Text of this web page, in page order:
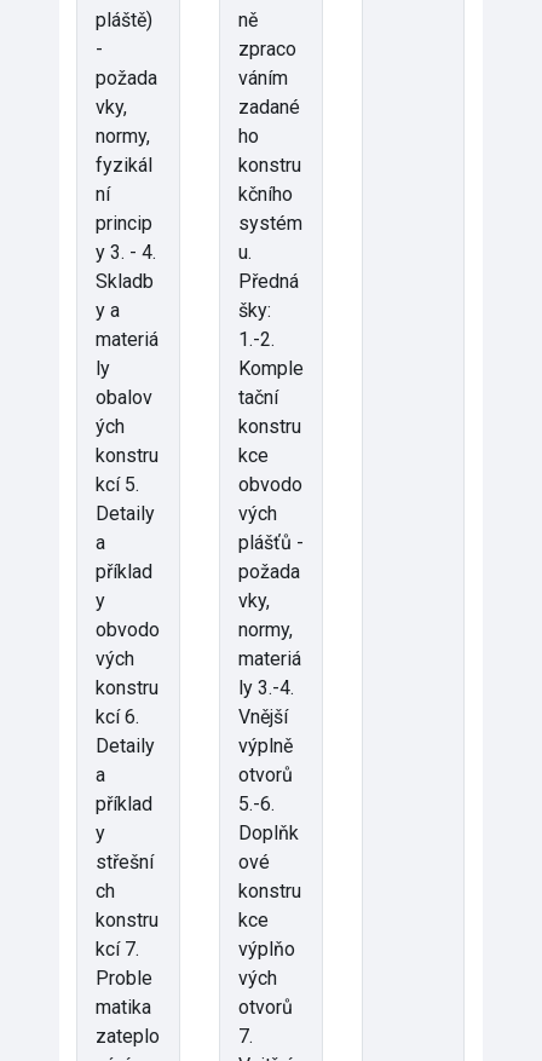
pláště)
-
požada
vky,
normy,
fyzikál
ní
princip
y 3. - 4.
Skladb
y a
materiá
ly
obalov
ých
konstru
kcí 5.
Detaily
a
příklad
y
obvodo
vých
konstru
kcí 6.
Detaily
a
příklad
y
střešní
ch
konstru
kcí 7.
Proble
matika
zateplo
ně
zpraco
váním
zadané
ho
konstru
kčního
systém
u.
Předná
šky:
1.-2.
Komple
tační
konstru
kce
obvodo
vých
plášťů -
požada
vky,
normy,
materiá
ly 3.-4.
Vnější
výplně
otvorů
5.-6.
Doplňk
ové
konstru
kce
výplňo
vých
otvorů
7.